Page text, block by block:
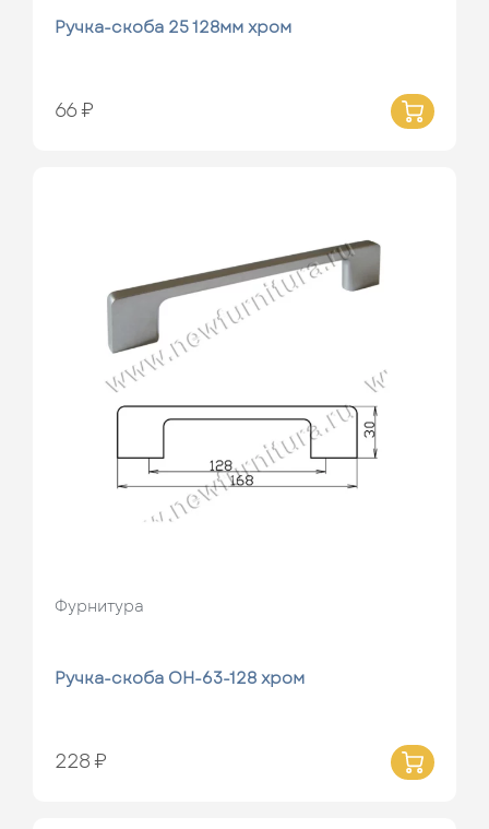
Ручка-скоба 25 128мм хром
66 ₽
Фурнитура
Ручка-скоба ОН-63-128 хром
228 ₽